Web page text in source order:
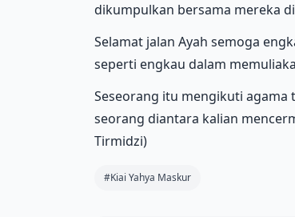
dikumpulkan bersama mereka
Selamat jalan Ayah semoga
seperti engkau dalam
Seseorang itu mengikuti agama
seorang diantara kalian
Tirmidzi)
#Kiai Yahya Maskur